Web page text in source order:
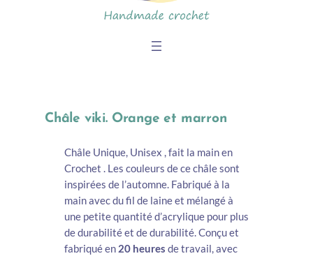
Châle viki. Orange et marron
Châle Unique, Unisex , fait la main en
Crochet . Les couleurs de ce châle sont
inspirées de l’automne. Fabriqué à la
main avec du fil de laine et mélangé à
une petite quantité d’acrylique pour plus
de durabilité et de durabilité. Conçu et
fabriqué en 20 heures de travail, avec